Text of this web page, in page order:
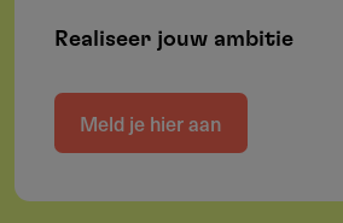
Realiseer jouw ambitie
Meld je hier aan